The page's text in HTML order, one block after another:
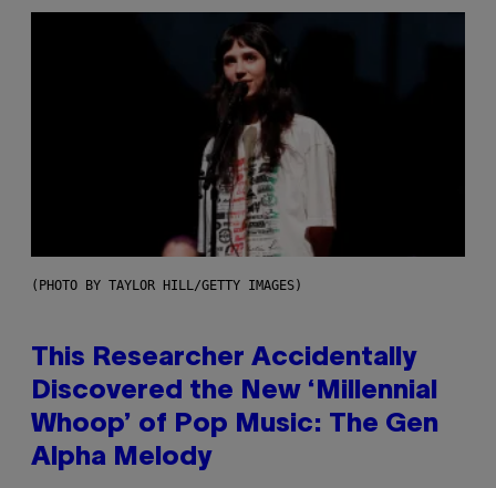
(PHOTO BY TAYLOR HILL/GETTY IMAGES)
This Researcher Accidentally
Discovered the New ‘Millennial
Whoop’ of Pop Music: The Gen
Alpha Melody